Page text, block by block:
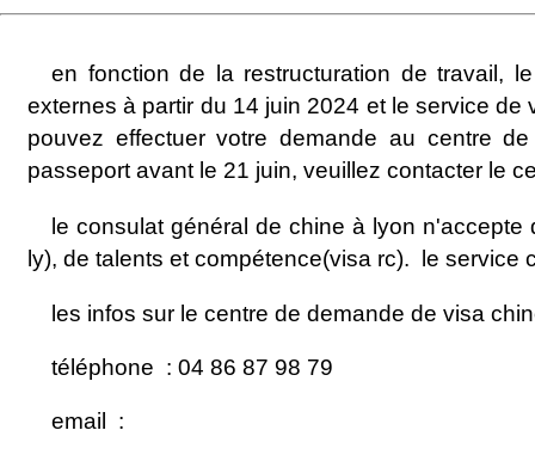
en fonction de la restructuration de travail,
externes à partir du 14 juin 2024 et le service de
pouvez effectuer votre demande au centre
passeport avant le 21 juin, veuillez contacter le
le consulat général de chine à lyon
ly), de talents et compétence(visa rc). le
les infos sur le centre de demande de visa
téléphone : 04 86 87 98 79
email :